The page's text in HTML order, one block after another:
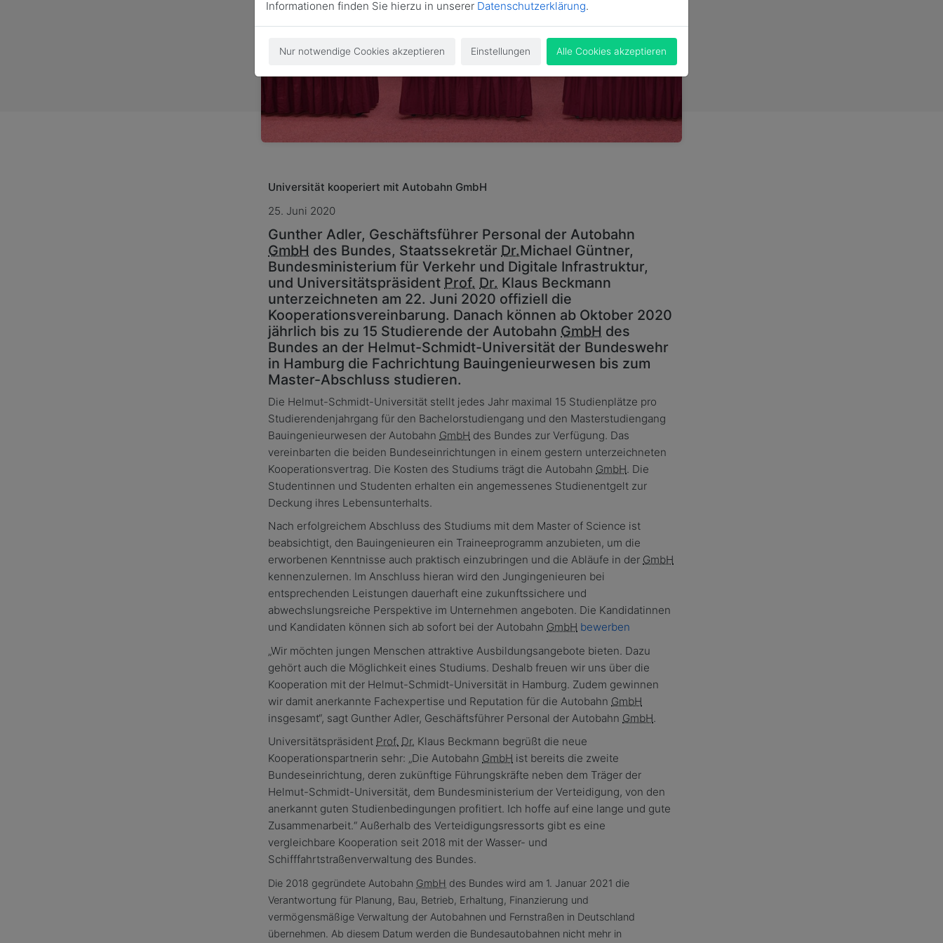
Universität kooperiert mit Autobahn GmbH
25. Juni 2020
Gunther Adler, Geschäftsführer Personal der Autobahn
GmbH des Bundes, Staatssekretär Dr.Michael Güntner,
Bundesministerium für Verkehr und Digitale Infrastruktur,
und Universitätspräsident Prof. Dr. Klaus Beckmann
unterzeichneten am 22. Juni 2020 offiziell die
Kooperationsvereinbarung. Danach können ab Oktober 2020
jährlich bis zu 15 Studierende der Autobahn GmbH des
Bundes an der Helmut-Schmidt-Universität der Bundeswehr
in Hamburg die Fachrichtung Bauingenieurwesen bis zum
Master-Abschluss studieren.
Die Helmut-Schmidt-Universität stellt jedes Jahr maximal 15 Studienplätze pro
Studierendenjahrgang für den Bachelorstudiengang und den Masterstudiengang
Bauingenieurwesen der Autobahn GmbH des Bundes zur Verfügung. Das
vereinbarten die beiden Bundeseinrichtungen in einem gestern unterzeichneten
Kooperationsvertrag. Die Kosten des Studiums trägt die Autobahn GmbH . Die
Studentinnen und Studenten erhalten ein angemessenes Studienentgelt zur
Deckung ihres Lebensunterhalts.
Nach erfolgreichem Abschluss des Studiums mit dem Master of Science ist
beabsichtigt, den Bauingenieuren ein Traineeprogramm anzubieten, um die
erworbenen Kenntnisse auch praktisch einzubringen und die Abläufe in der GmbH
kennenzulernen. Im Anschluss hieran wird den Jungingenieuren bei
entsprechenden Leistungen dauerhaft eine zukunftssichere und
abwechslungsreiche Perspektive im Unternehmen angeboten. Die Kandidatinnen
und Kandidaten können sich ab sofort bei der Autobahn GmbH bewerben
„Wir möchten jungen Menschen attraktive Ausbildungsangebote bieten. Dazu
gehört auch die Möglichkeit eines Studiums. Deshalb freuen wir uns über die
Kooperation mit der Helmut-Schmidt-Universität in Hamburg. Zudem gewinnen
wir damit anerkannte Fachexpertise und Reputation für die Autobahn GmbH
insgesamt“, sagt Gunther Adler, Geschäftsführer Personal der Autobahn GmbH
Universitätspräsident Prof. Dr. Klaus Beckmann begrüßt die neue
Kooperationspartnerin sehr: „Die Autobahn GmbH ist bereits die zweite
Bundeseinrichtung, deren zukünftige Führungskräfte neben dem Träger der
Helmut-Schmidt-Universität, dem Bundesministerium der Verteidigung, von den
anerkannt guten Studienbedingungen profitiert. Ich hoffe auf eine lange und gute
Zusammenarbeit.“ Außerhalb des Verteidigungsressorts gibt es eine
vergleichbare Kooperation seit 2018 mit der Wasser- und
Schifffahrtstraßenverwaltung des Bundes.
Die 2018 gegründete Autobahn GmbH des Bundes wird am 1. Januar 2021 die
Verantwortung für Planung, Bau, Betrieb, Erhaltung, Finanzierung und
vermögensmäßige Verwaltung der Autobahnen und Fernstraßen in Deutschland
übernehmen. Ab diesem Datum werden die Bundesautobahnen nicht mehr in
Informationen finden Sie hierzu in unserer Datenschutzerklärung.
Nur notwendige Cookies akzeptieren Einstellungen Alle Cookies akzeptieren